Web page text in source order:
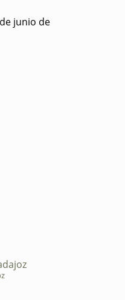
junio de